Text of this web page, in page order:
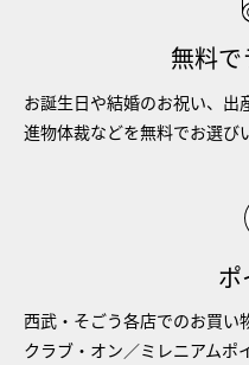
無料
お誕生日や結婚のお祝い、出
進物体裁などを無料でお選び
ポ
西武・そごう各店でのお買い
クラブ・オン／ミレニアム